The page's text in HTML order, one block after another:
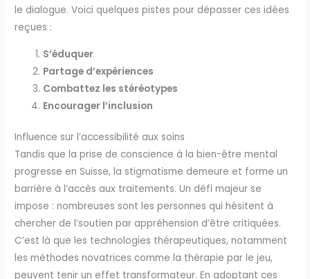
le dialogue. Voici quelques pistes pour dépasser ces idées
reçues :
S’éduquer
Partage d’expériences
Combattez les stéréotypes
Encourager l’inclusion
Influence sur l’accessibilité aux soins
Tandis que la prise de conscience à la bien-être mental
progresse en Suisse, la stigmatisme demeure et forme un
barrière à l’accès aux traitements. Un défi majeur se
impose : nombreuses sont les personnes qui hésitent à
chercher de l’soutien par appréhension d’être critiquées.
C’est là que les technologies thérapeutiques, notamment
les méthodes novatrices comme la thérapie par le jeu,
peuvent tenir un effet transformateur. En adoptant ces